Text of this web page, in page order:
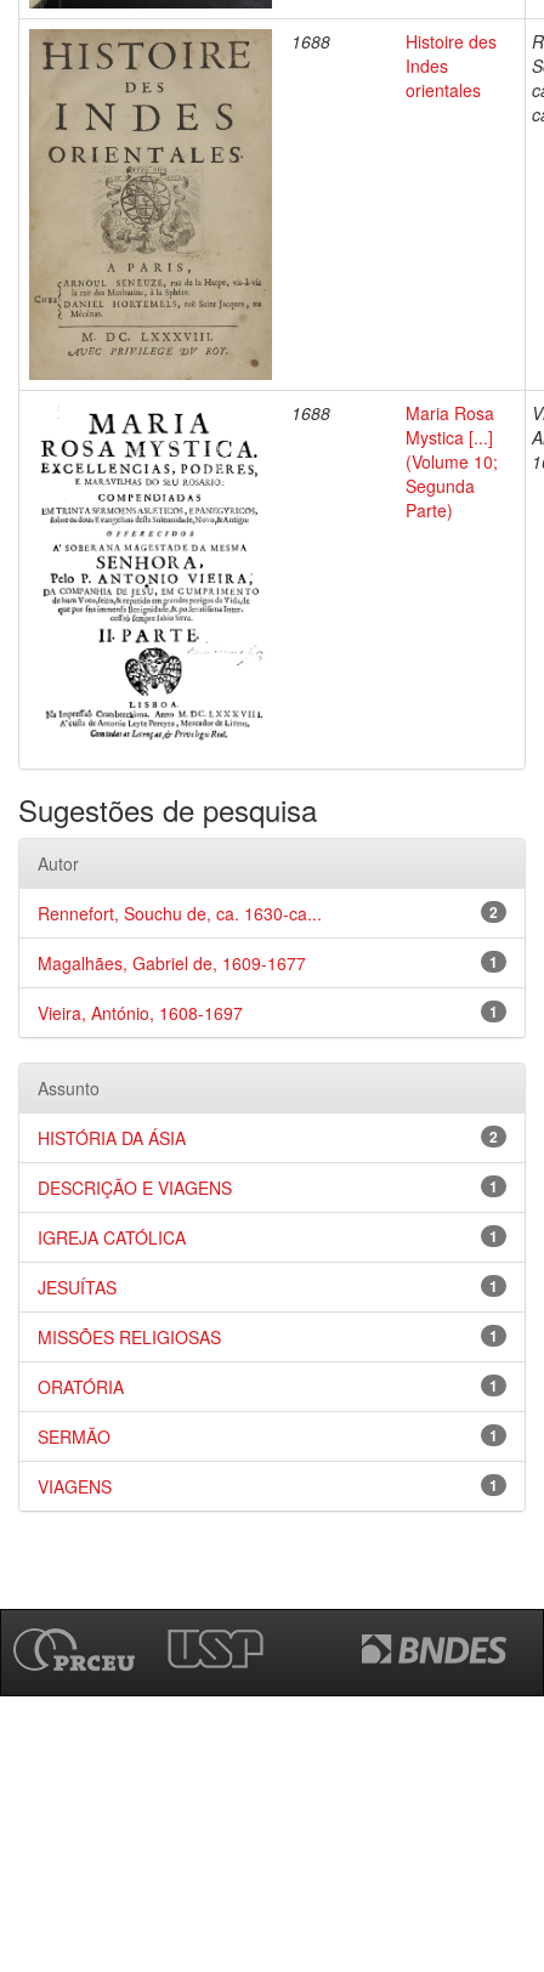
1688
Histoire des
Indes
orientales
1688
Maria Rosa
Mystica [...]
(Volume 10;
Segunda
Parte)
Sugestões de pesquisa
Autor
2
Rennefort, Souchu de, ca. 1630-ca...
1
Magalhães, Gabriel de, 1609-1677
1
Vieira, António, 1608-1697
Assunto
2
HISTÓRIA DA ÁSIA
1
DESCRIÇÃO E VIAGENS
1
IGREJA CATÓLICA
1
JESUÍTAS
1
MISSÕES RELIGIOSAS
1
ORATÓRIA
1
SERMÃO
1
VIAGENS